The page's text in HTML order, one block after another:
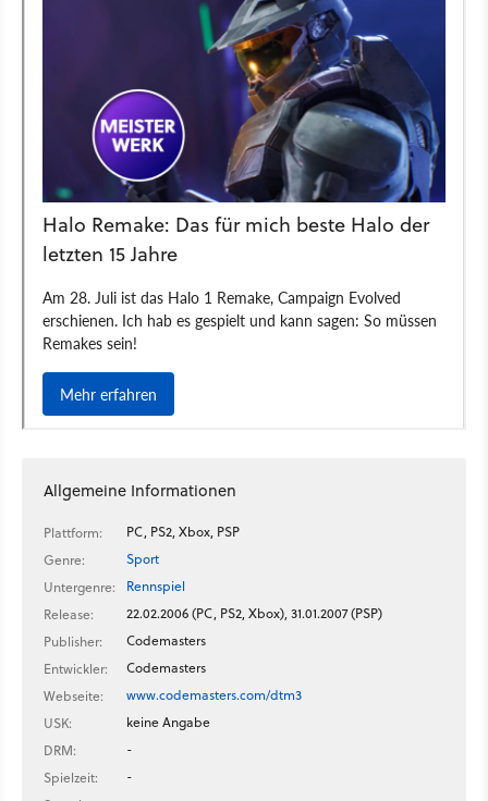
Allgemeine Informationen
Plattform:
PC, PS2, Xbox, PSP
Genre:
Sport
Untergenre:
Rennspiel
Release:
22.02.2006 (PC, PS2, Xbox), 31.01.2007 (PSP)
Publisher:
Codemasters
Entwickler:
Codemasters
Webseite:
www.codemasters.com/dtm3
USK:
keine Angabe
DRM:
-
Spielzeit:
-